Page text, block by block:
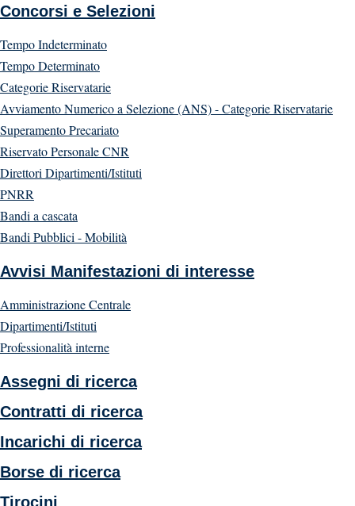
Concorsi e Selezioni
Tempo Indeterminato
Tempo Determinato
Categorie Riservatarie
Avviamento Numerico a Selezione (ANS) - Categorie Riservatarie
Superamento Precariato
Riservato Personale CNR
Direttori Dipartimenti/Istituti
PNRR
Bandi a cascata
Bandi Pubblici - Mobilità
Avvisi Manifestazioni di interesse
Amministrazione Centrale
Dipartimenti/Istituti
Professionalità interne
Assegni di ricerca
Contratti di ricerca
Incarichi di ricerca
Borse di ricerca
Tirocini